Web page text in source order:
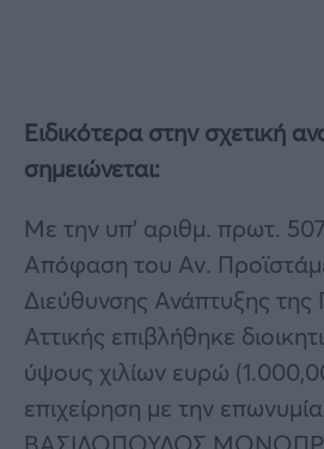
Ειδικότερα στην σχετική
σημειώνεται:
Με την υπ’ αριθμ. πρωτ.
Απόφαση του Αν.
Διεύθυνσης Ανάπτυξης της
Αττικής επιβλήθηκε
ύψους χιλίων ευρώ
επιχείρηση με την